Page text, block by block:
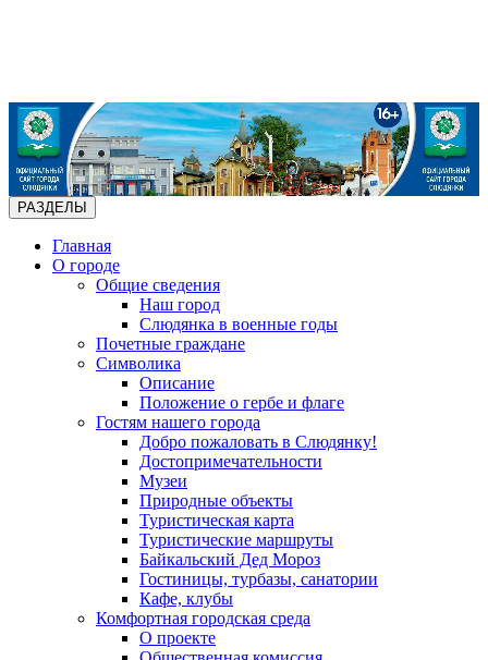
РАЗДЕЛЫ
Главная
О городе
Общие сведения
Наш город
Слюдянка в военные годы
Почетные граждане
Символика
Описание
Положение о гербе и флаге
Гостям нашего города
Добро пожаловать в Слюдянку!
Достопримечательности
Музеи
Природные объекты
Туристическая карта
Туристические маршруты
Байкальский Дед Мороз
Гостиницы, турбазы, санатории
Кафе, клубы
Комфортная городская среда
О проекте